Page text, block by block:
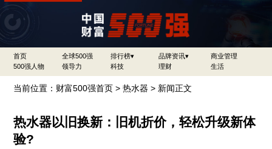
首页 全球500强 排行榜▾ 品牌资讯▾
商业管理
500强人物
领导力 科技 理财 生活
当前位置： 财富500强首页 >热水器 > 新闻正文
热水器以旧换新：旧机折价，轻松升级新体
验?